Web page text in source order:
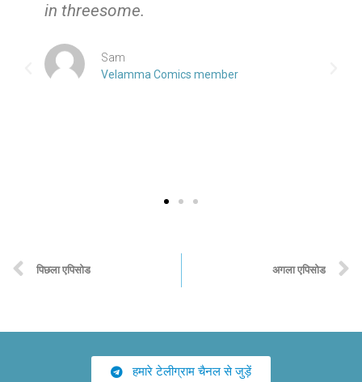
in threesome.
Sam
Velamma Comics member
पिछला एपिसोड अगला एपिसोड
हमारे टेलीग्राम चैनल से जुड़ें